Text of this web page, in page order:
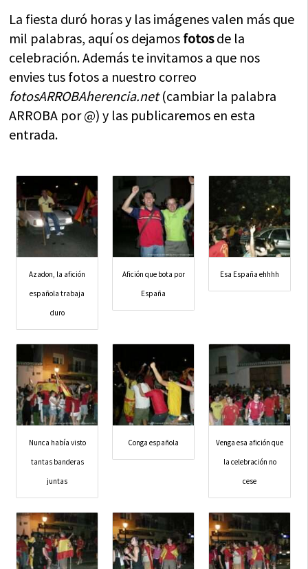
La fiesta duró horas y las imágenes valen más que
mil palabras, aquí os dejamos fotosde la
celebración. Además te invitamos a que nos
envies tus fotos a nuestro correo
fotosARROBAherencia.net(cambiar la palabra
ARROBA por @) y las publicaremos en esta
entrada.
Azadon, la afición
española trabaja
duro
Afición que bota por
España
Esa España ehhhh
Nunca había visto
tantas banderas
juntas
Conga española
Venga esa afición que
la celebración no
cese